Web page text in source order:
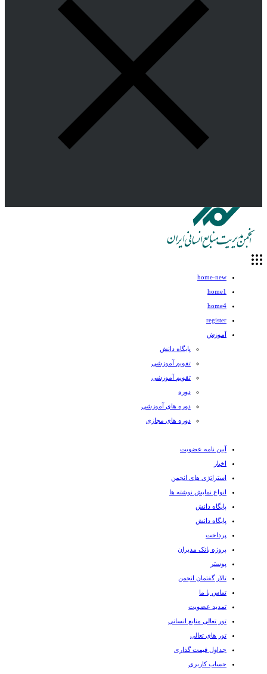
home-new
home1
home4
register
آموزش
پایگاه دانش
تقویم آموزشی
تقویم آموزشی
دوره
دوره های آموزشی
دوره های مجازی
آیین نامه عضویت
اخبار
استراتژی های انجمن
انواع نمایش نوشته ها
پایگاه دانش
پایگاه دانش
پرداخت
پروژه بانک مدیران
پوستر
تالار گفتمان انجمن
تماس با ما
تمدید عضویت
تور تعالی منابع انسانی
تور های تعالی
جداول قیمت گذاری
حساب کاربری